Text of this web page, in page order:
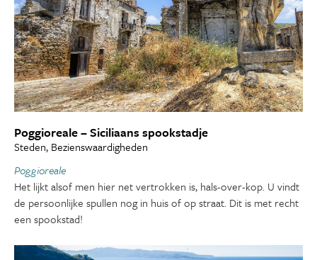
Poggioreale – Siciliaans spookstadje
Steden, Bezienswaardigheden
Poggioreale
Het lijkt alsof men hier net vertrokken is, hals-over-kop. U vindt
de persoonlijke spullen nog in huis of op straat. Dit is met recht
een spookstad!